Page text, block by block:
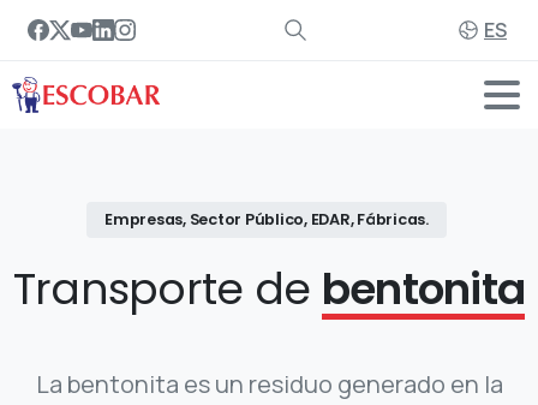
ES
Empresas, Sector Público, EDAR, Fábricas.
Transporte de bentonita
La bentonita es un residuo generado en la